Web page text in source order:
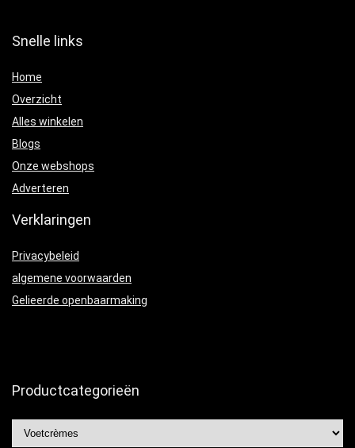
Snelle links
Home
Overzicht
Alles winkelen
Blogs
Onze webshops
Adverteren
Verklaringen
Privacybeleid
algemene voorwaarden
Gelieerde openbaarmaking
Productcategorieën